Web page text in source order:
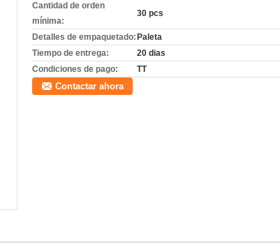
Cantidad de orden
mínima:
30 pcs
Detalles de empaquetado: Paleta
Tiempo de entrega:
20 dias
Condiciones de pago:
TT
Contactar ahora